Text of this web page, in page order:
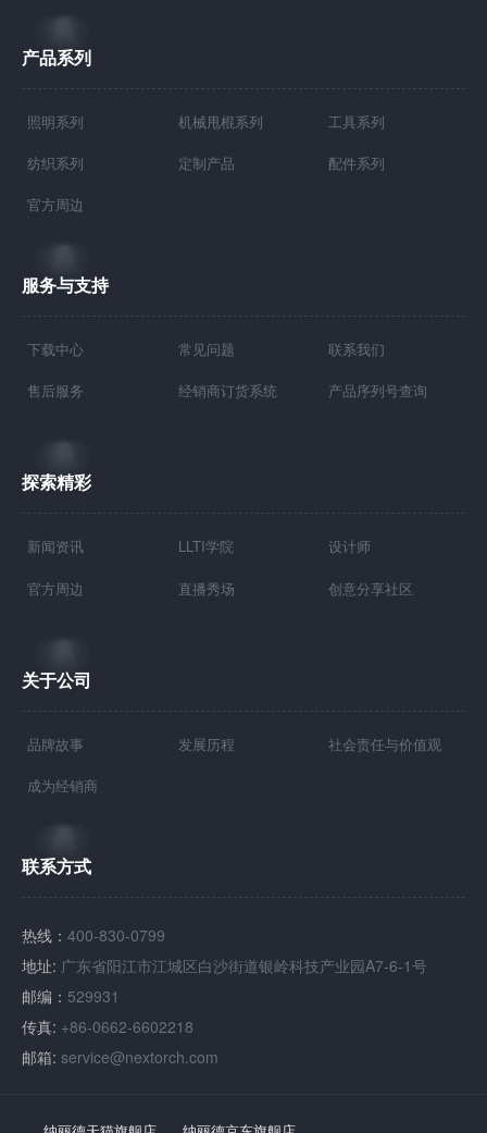
产品系列
照明系列 机械甩棍系列 工具系列
纺织系列 定制产品 配件系列
官方周边
服务与支持
下载中心 常见问题 联系我们
售后服务 经销商订货系统 产品序列号查询
探索精彩
新闻资讯 LLTI学院 设计师
官方周边 直播秀场 创意分享社区
关于公司
品牌故事 发展历程 社会责任与价值观
成为经销商
联系方式
热线： 400-830-0799
地址: 广东省阳江市江城区白沙街道银岭科技产业园A7-6-1号
邮编： 529931
传真: +86-0662-6602218
邮箱: service@nextorch.com